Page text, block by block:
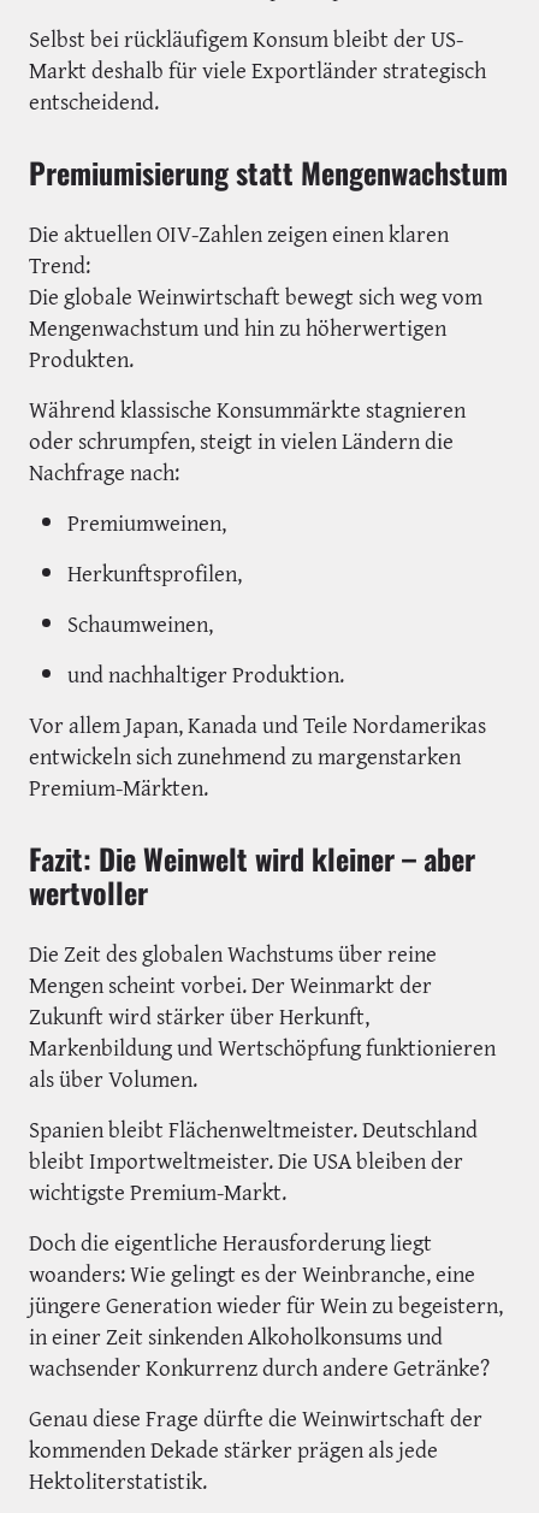
Selbst bei rückläufigem Konsum bleibt der US-
Markt deshalb für viele Exportländer strategisch
entscheidend.
Premiumisierung statt Mengenwachstum
Die aktuellen OIV-Zahlen zeigen einen klaren
Trend:
Die globale Weinwirtschaft bewegt sich weg vom
Mengenwachstum und hin zu höherwertigen
Produkten.
Während klassische Konsummärkte stagnieren
oder schrumpfen, steigt in vielen Ländern die
Nachfrage nach:
Premiumweinen,
Herkunftsprofilen,
Schaumweinen,
und nachhaltiger Produktion.
Vor allem Japan, Kanada und Teile Nordamerikas
entwickeln sich zunehmend zu margenstarken
Premium-Märkten.
Fazit: Die Weinwelt wird kleiner – aber
wertvoller
Die Zeit des globalen Wachstums über reine
Mengen scheint vorbei. Der Weinmarkt der
Zukunft wird stärker über Herkunft,
Markenbildung und Wertschöpfung funktionieren
als über Volumen.
Spanien bleibt Flächenweltmeister. Deutschland
bleibt Importweltmeister. Die USA bleiben der
wichtigste Premium-Markt.
Doch die eigentliche Herausforderung liegt
woanders: Wie gelingt es der Weinbranche, eine
jüngere Generation wieder für Wein zu begeistern,
in einer Zeit sinkenden Alkoholkonsums und
wachsender Konkurrenz durch andere Getränke?
Genau diese Frage dürfte die Weinwirtschaft der
kommenden Dekade stärker prägen als jede
Hektoliterstatistik.